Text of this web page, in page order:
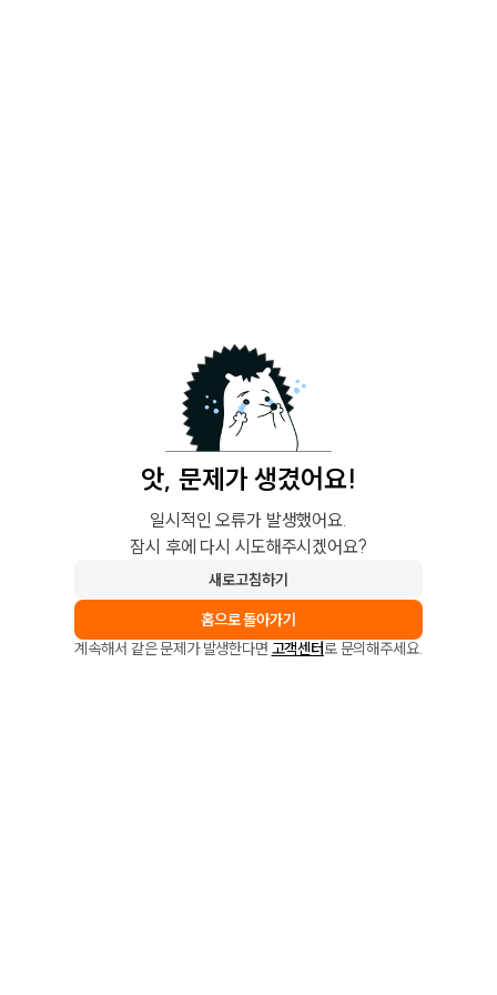
앗, 문제가 생겼어요!
일시적인 오류가 발생했어요.
잠시 후에 다시 시도해주시겠어요?
새로고침하기
홈으로 돌아가기
계속해서 같은 문제가 발생한다면 고객센터로 문의해주세요.